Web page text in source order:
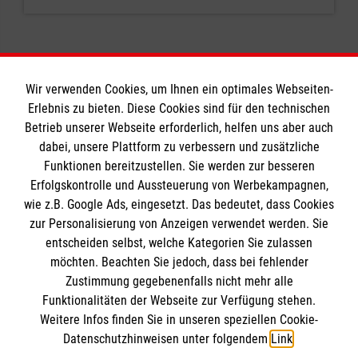
Informationen
Impressum
Datenschutz
Kontakt
Barrierefreiheit
Die Malteser
Malteser in Deutschland
Malteserorden
Sharepoint
Spendenkonto
Wir verwenden Cookies, um Ihnen ein optimales Webseiten-
Erlebnis zu bieten. Diese Cookies sind für den technischen
Betrieb unserer Webseite erforderlich, helfen uns aber auch
dabei, unsere Plattform zu verbessern und zusätzliche
Funktionen bereitzustellen. Sie werden zur besseren
Erfolgskontrolle und Aussteuerung von Werbekampagnen,
wie z.B. Google Ads, eingesetzt. Das bedeutet, dass Cookies
zur Personalisierung von Anzeigen verwendet werden. Sie
entscheiden selbst, welche Kategorien Sie zulassen
möchten. Beachten Sie jedoch, dass bei fehlender
Zustimmung gegebenenfalls nicht mehr alle
Funktionalitäten der Webseite zur Verfügung stehen.
Weitere Infos finden Sie in unseren speziellen Cookie-
Datenschutzhinweisen unter folgendem Link.